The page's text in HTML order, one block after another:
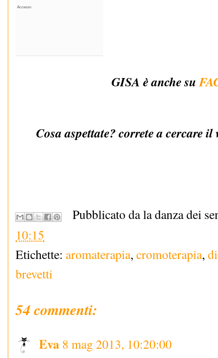
Accesso
GISA è anche su
Cosa aspettate? correte a cercare
Pubblicato da la danza dei
10:15
Etichette: aromaterapia, cromoterapia,
brevetti
54 commenti:
Eva 8 mag 2013, 10:20:00